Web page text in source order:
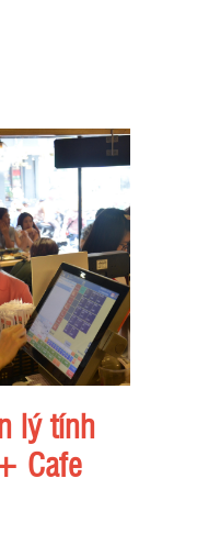
lý tính
Cafe